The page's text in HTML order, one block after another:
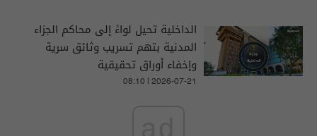
الداخلية تحيل لواءً إلى محاكم الجزاء
المدنية بتهم تسريب وثائق سرية
وإخفاء أوراق تحقيقية
08:10 | 2026-07-21